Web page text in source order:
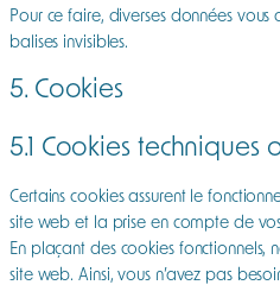
Pour ce faire, diverses données vous
balises invisibles.
5. Cookies
5.1 Cookies techniques
Certains cookies assurent le
site web et la prise en compte de
En plaçant des cookies fonctionnels,
site web. Ainsi, vous n’avez pas